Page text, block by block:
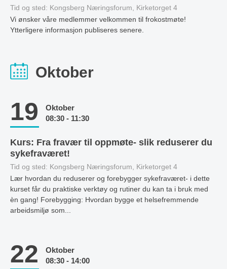
Tid og sted: Kongsberg Næringsforum, Kirketorget 4
Vi ønsker våre medlemmer velkommen til frokostmøte!
Ytterligere informasjon publiseres senere.
Oktober
19
Oktober
08:30 - 11:30
Kurs: Fra fravær til oppmøte- slik reduserer du
sykefraværet!
Tid og sted: Kongsberg Næringsforum, Kirketorget 4
Lær hvordan du reduserer og forebygger sykefraværet- i dette
kurset får du praktiske verktøy og rutiner du kan ta i bruk med
èn gang! Forebygging: Hvordan bygge et helsefremmende
arbeidsmiljø som...
22
Oktober
08:30 - 14:00